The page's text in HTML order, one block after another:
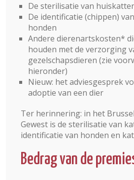
De sterilisatie van
De identificatie (chippen)
honden
Andere dierenartskosten*
houden met de verzorging
gezelschapsdieren (zie
hieronder)
Nieuw: het adviesgesprek
adoptie van een dier
Ter herinnering: in het
Gewest is de sterilisatie van
identificatie van honden en
Bedrag van de